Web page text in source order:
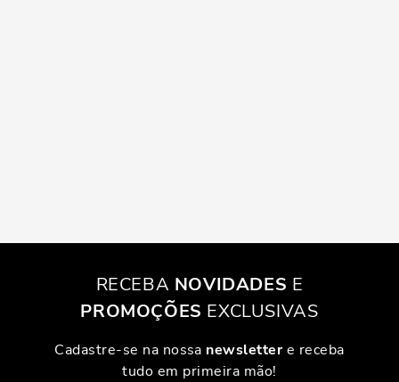
RECEBA NOVIDADES E
PROMOÇÕES EXCLUSIVAS
Cadastre-se na nossa newslettere receba
tudo em primeira mão!